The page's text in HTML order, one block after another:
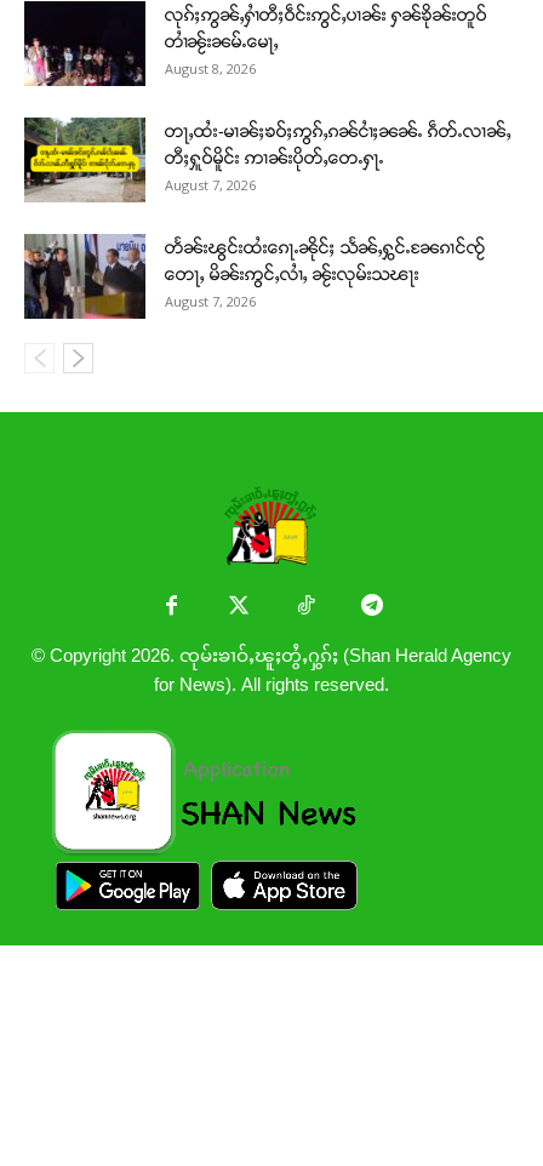
လုၵ်ႈဢွၼ်ႇႁၢႆတီႈဝဵင်းဢွင်ႇပၢၼ်း ႁၼ်ၶိုၼ်းတူဝ်
တၢႆၼႂ်းၼမ်ႉမေႃႇ
August 8, 2026
တႃႇထႆး-မၢၼ်ႈၶဝ်ႈဢွၵ်ႇၵၼ်ငၢႆႈၼၼ်ႉ ၵဵတ်ႉလၢၼ်ႇ
တီႈႁူဝ်မိူင်း ဢၢၼ်းပိုတ်ႇတေႉႁႃႉ
August 7, 2026
တႅၼ်းၽွင်းထႆးၵေႃႉၼိုင်ႈ သႅၼ်ႇႁွင်ႉၼႄၵၢင်ၸႂ်
တေႃႇ မိၼ်းဢွင်ႇလၢႆႇ ၼႂ်းလုမ်းသၽႃး
August 7, 2026
© Copyright 2026. ၸုမ်းၶၢဝ်ႇၽူႈတွႆႇႁွၵ်ႈ (Shan Herald Agency
for News). All rights reserved.